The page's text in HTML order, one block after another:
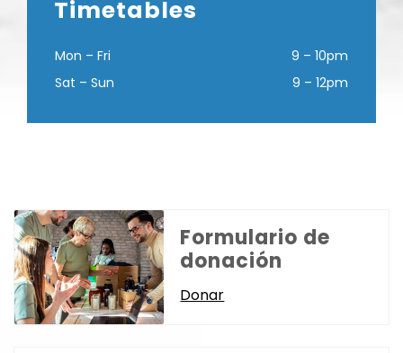
Timetables
Mon – Fri
9 – 10pm
Sat – Sun
9 – 12pm
Formulario de
donación
Donar